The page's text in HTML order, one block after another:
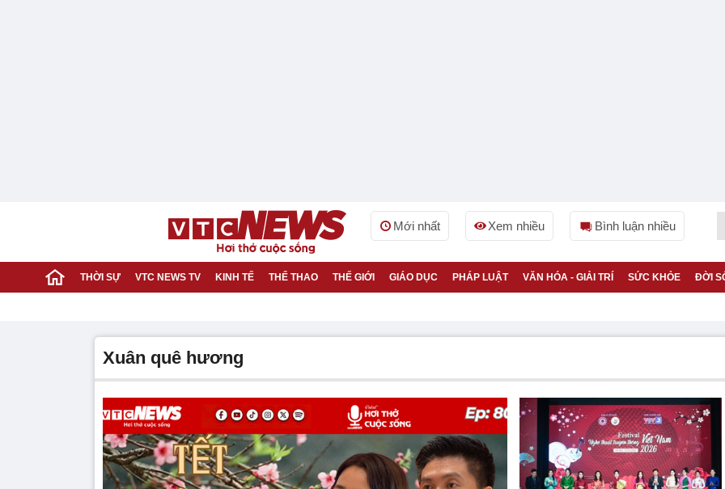
Mới nhất Xem nhiều Bình luận nhiều
THỜI SỰ VTC NEWS TV KINH TẾ THỂ THAO THẾ GIỚI GIÁO DỤC PHÁP LUẬT VĂN HÓA - GIẢI TRÍ SỨC KHỎE ĐỜI
Xuân quê hương